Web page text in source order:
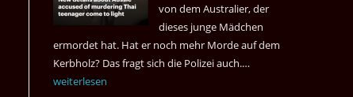
aus?
von dem Australier, der
dieses junge Mädchen
ermordet hat. Hat er noch mehr Morde auf dem
Kerbholz? Das fragt sich die Polizei auch.…
weiterlesen